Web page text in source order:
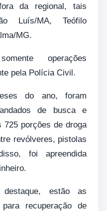
da regional, tais
Luís/MA, Teófilo
MG.
operações
pela Polícia Civil.
do ano, foram
de busca e
725 porções de droga
revólveres, pistolas
foi apreendida
estão as
para recuperação de